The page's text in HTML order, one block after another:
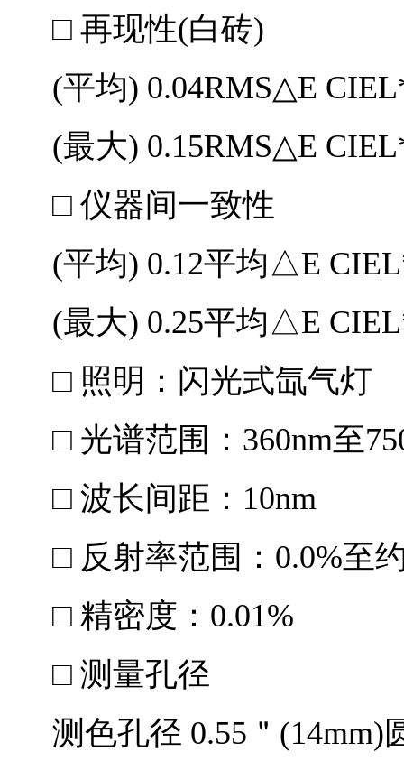
□ 再现性(白砖)
(平均) 0.04RMS△E
(最大) 0.15RMS△E
□ 仪器间一致性
(平均) 0.12平均△E
(最大) 0.25平均△E
□ 照明：闪光式氙气灯
□ 光谱范围：360nm至
□ 波长间距：10nm
□ 反射率范围：0.0%至
□ 精密度：0.01%
□ 测量孔径
测色孔径 0.55＂(14mm)